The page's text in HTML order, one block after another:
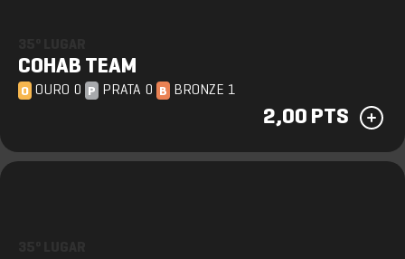
COHAB TEAM
O OURO 0 P PRATA 0 B BRONZE 1
2,00 PTS